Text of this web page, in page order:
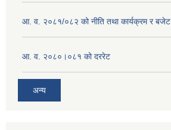
आ. व. २०८१/०८२ को नीति तथा कार्यक्रम र बजेट
आ. व. २०८०।०८१ को दररेट
अन्य